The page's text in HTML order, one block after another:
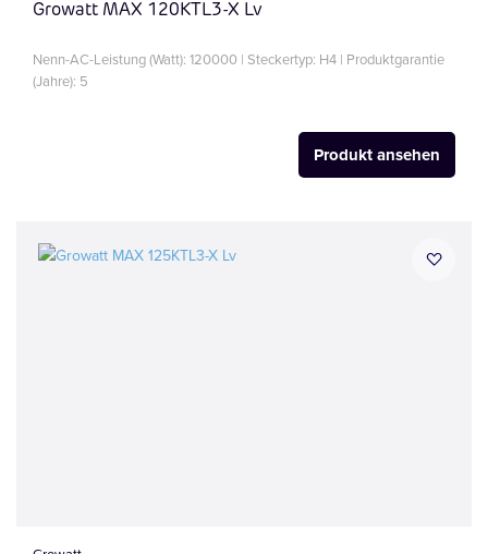
Growatt MAX 120KTL3-X Lv
Nenn-AC-Leistung (Watt): 120000 | Steckertyp: H4 | Produktgarantie
(Jahre): 5
Produkt ansehen